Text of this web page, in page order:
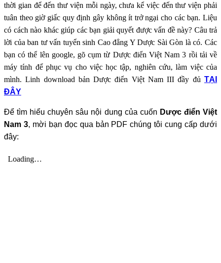
thời gian để đến thư viện mỗi ngày, chưa kể việc đến thư viện phải
tuân theo giờ giấc quy định gây không ít trở ngại cho các bạn. Liệu
có cách nào khác giúp các bạn giải quyết được vấn đề này? Câu trả
lời của ban tư vấn tuyển sinh Cao đẳng Y Dược Sài Gòn là có. Các
bạn có thể lên google, gõ cụm từ Dược điển Việt Nam 3 rồi tải về
máy tính để phục vụ cho việc học tập, nghiên cứu, làm việc của
mình. Linh download bản Dược điển Việt Nam III đầy đủ TẠI
ĐÂY
Để tìm hiểu chuyên sâu nội dung của cuốn Dược điển Việt
Nam 3, mời bạn đọc qua bản PDF chúng tôi cung cấp dưới
đây: